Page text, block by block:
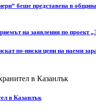
беше представена в
на заявления по проект
по-ниски цени на наеми
в Казанлък